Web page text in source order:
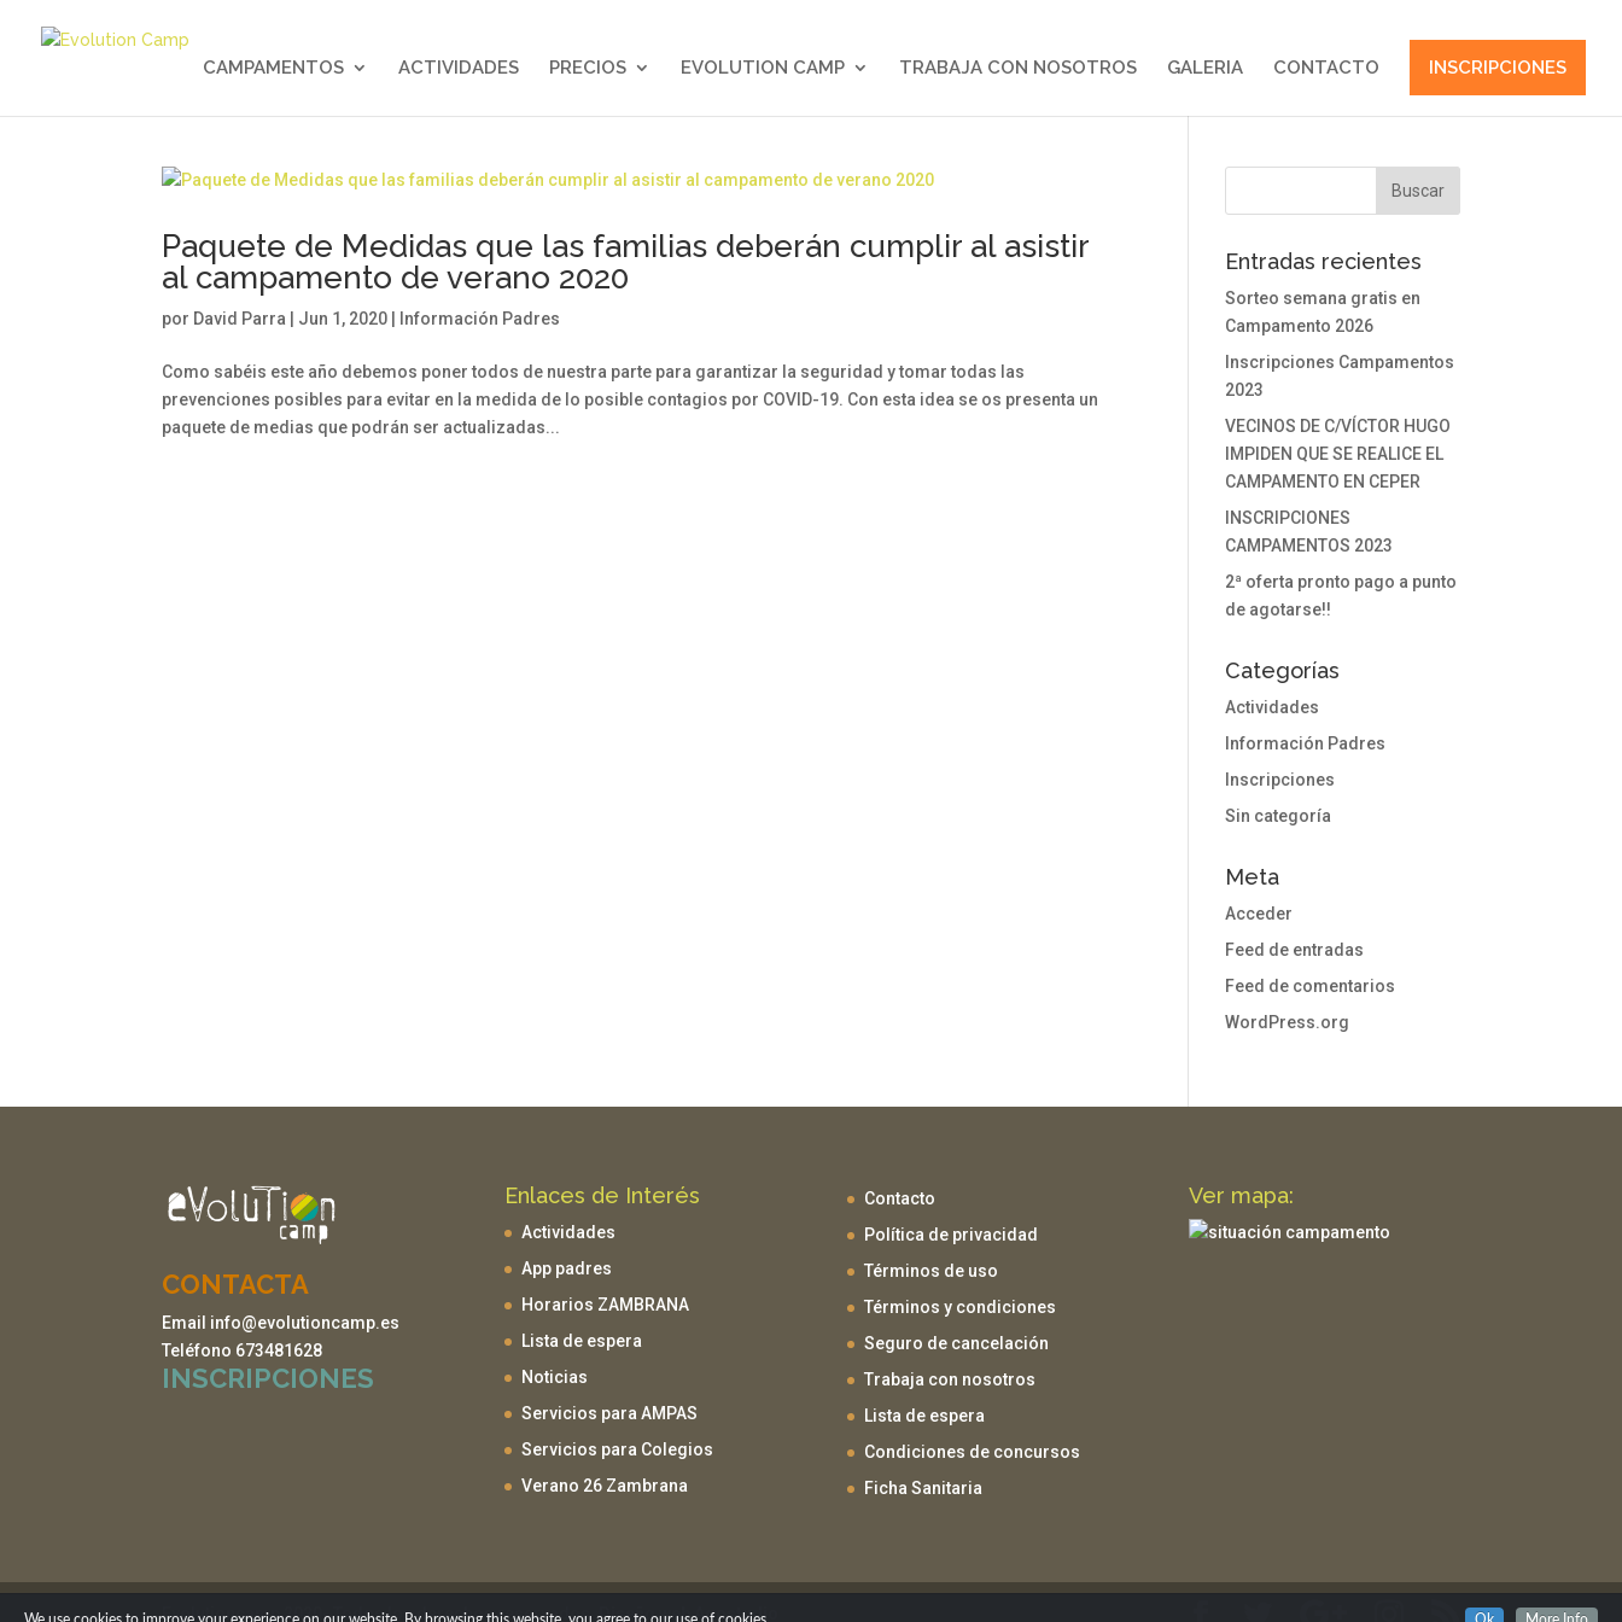
CAMPAMENTOS ACTIVIDADES PRECIOS EVOLUTION CAMP TRABAJA CON NOSOTROS GALERIA CONTACTO INSCRIPCIONES
Paquete de Medidas que las familias deberán cumplir al asistir
al campamento de verano 2020
por David Parra Jun 1, 2020 Información Padres
Como sabéis este año debemos poner todos de nuestra parte para garantizar la seguridad y tomar todas las
prevenciones posibles para evitar en la medida de lo posible contagios por COVID-19. Con esta idea se os presenta un
paquete de medias que podrán ser actualizadas...
Entradas recientes
Sorteo semana gratis en
Campamento 2026
Inscripciones Campamentos
2023
VECINOS DE C/VÍCTOR HUGO
IMPIDEN QUE SE REALICE EL
CAMPAMENTO EN CEPER
INSCRIPCIONES
CAMPAMENTOS 2023
2ª oferta pronto pago a punto
de agotarse!!
Categorías
Actividades
Información Padres
Inscripciones
Sin categoría
Meta
Acceder
Feed de entradas
Feed de comentarios
WordPress.org
CONTACTA
Email info@evolutioncamp.es
Teléfono 673481628
INSCRIPCIONES
Enlaces de Interés
Actividades
App padres
Horarios ZAMBRANA
Lista de espera
Noticias
Servicios para AMPAS
Servicios para Colegios
Verano 26 Zambrana
Contacto
Política de privacidad
Términos de uso
Términos y condiciones
Seguro de cancelación
Trabaja con nosotros
Lista de espera
Condiciones de concursos
Ficha Sanitaria
Ver mapa:
Evolutioncamp 2020- Todos los derechos reservados.Diseño web Agostudio